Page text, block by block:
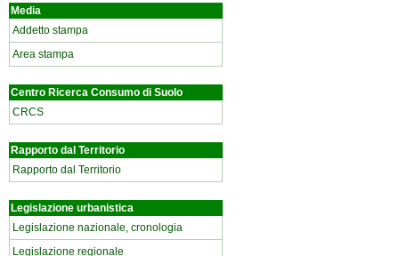
Media
Addetto stampa
Area stampa
Centro Ricerca Consumo di Suolo
CRCS
Rapporto dal Territorio
Rapporto dal Territorio
Legislazione urbanistica
Legislazione nazionale, cronologia
Legislazione regionale